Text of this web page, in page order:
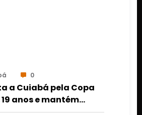
0
a Cuiabá pela Copa
anos e mantém
em Mato Grosso